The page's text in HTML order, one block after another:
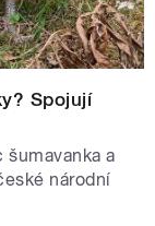
Spojují
šumavanka a
národní